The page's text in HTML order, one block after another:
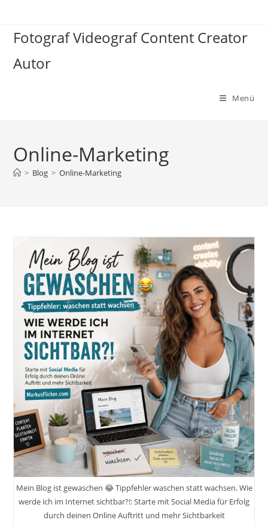
springen
Fotograf Videograf Content Creator
Autor
Menü
Online-Marketing
> Blog > Online-Marketing
Mein Blog ist gewaschen 😂 Tippfehler waschen statt wachsen. Wie
werde ich im Internet sichtbar?!: Starte mit Social Media für Erfolg
durch deinen Online Auftritt und mehr Sichtbarkeit